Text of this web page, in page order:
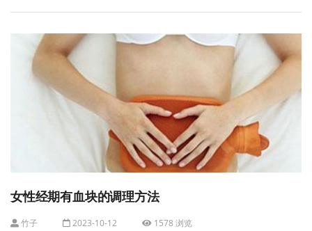
女性经期有血块的调理方法
竹子 2023-10-12 1578 浏览